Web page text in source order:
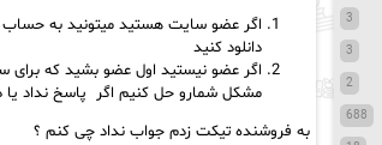
اگر عضو سایت هستید میتونید به حساب
دانلود کنید
اگر عضو نیستید اول عضو بشید که برای
مشکل شمارو حل کنیم اگر پاسخ نداد یا دیر پاسخ داد از طریق شماره ی
به فروشنده تیکت زدم جواب نداد چی کنم ؟
3
3
2
688